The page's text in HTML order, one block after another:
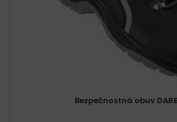
Bezpečnostná obuv